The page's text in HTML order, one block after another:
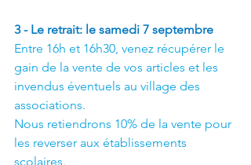
3 - Le retrait: le samedi 7 septembre
Entre 16h et 16h30, venez récupérer le
gain de la vente de vos articles et les
invendus éventuels au village des
associations.
Nous retiendrons 10% de la vente pour
les reverser aux établissements
scolaires.